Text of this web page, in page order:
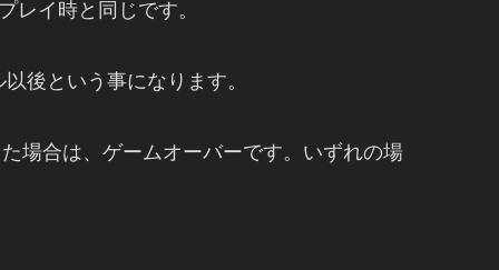
レイ時と同じです。
後という事になります。
場合は、ゲームオーバーです。いずれの場